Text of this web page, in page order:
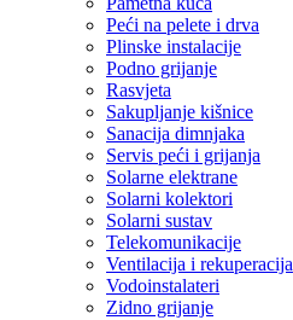
Peći na pelete i drva
Plinske instalacije
Podno grijanje
Rasvjeta
Sakupljanje kišnice
Sanacija dimnjaka
Servis peći i grijanja
Solarne elektrane
Solarni kolektori
Solarni sustav
Telekomunikacije
Ventilacija i rekuperacija
Vodoinstalateri
Zidno grijanje